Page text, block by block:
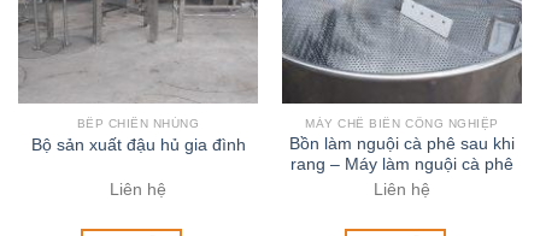
BẾP CHIÊN NHÚNG
Bộ sản xuất đậu hủ gia đình
Liên hệ
MÁY CHẾ BIẾN CÔNG NGHIỆP
Bồn làm nguội cà phê sau khi
rang – Máy làm nguội cà phê
Liên hệ